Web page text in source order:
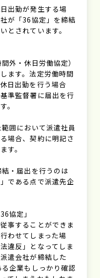
出勤が発生する場
が「36協定」を締結
とされています。
外・休日労働協定）
ます。法定労働時間
日出勤を行う場合
準監督署に届出を行
。
囲において派遣社員
場合、契約に明記さ
す。
・届出を行うのは
である点で派遣先企
協定」
事することができま
わせてしまった場
違反」となってしま
遣会社が締結した
企業もしっかり確認